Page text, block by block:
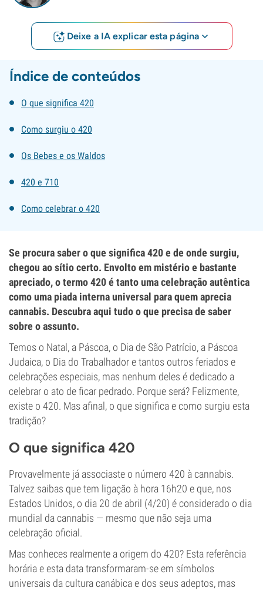
Deixe a IA explicar esta página
Índice de conteúdos
O que significa 420
Como surgiu o 420
Os Bebes e os Waldos
420 e 710
Como celebrar o 420
Se procura saber o que significa 420 e de onde surgiu,
chegou ao sítio certo. Envolto em mistério e bastante
apreciado, o termo 420 é tanto uma celebração autêntica
como uma piada interna universal para quem aprecia
cannabis. Descubra aqui tudo o que precisa de saber
sobre o assunto.
Temos o Natal, a Páscoa, o Dia de São Patrício, a Páscoa
Judaica, o Dia do Trabalhador e tantos outros feriados e
celebrações especiais, mas nenhum deles é dedicado a
celebrar o ato de ficar pedrado. Porque será? Felizmente,
existe o 420. Mas afinal, o que significa e como surgiu esta
tradição?
O que significa 420
Provavelmente já associaste o número 420 à cannabis.
Talvez saibas que tem ligação à hora 16h20 e que, nos
Estados Unidos, o dia 20 de abril (4/20) é considerado o dia
mundial da cannabis — mesmo que não seja uma
celebração oficial.
Mas conheces realmente a origem do 420? Esta referência
horária e esta data transformaram-se em símbolos
universais da cultura canábica e dos seus adeptos, mas